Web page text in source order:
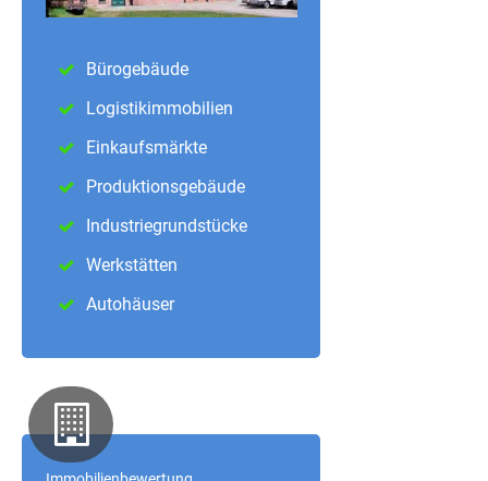
Bürogebäude
Logistikimmobilien
Einkaufsmärkte
Produktionsgebäude
Industriegrundstücke
Werkstätten
Autohäuser